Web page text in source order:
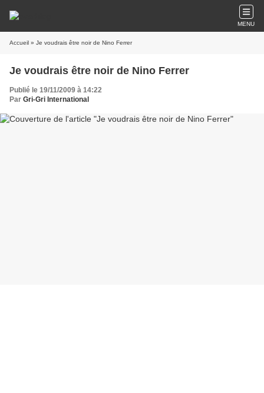
MENU
Accueil » Je voudrais être noir de Nino Ferrer
Je voudrais être noir de Nino Ferrer
Publié le 19/11/2009 à 14:22
Par Gri-Gri International